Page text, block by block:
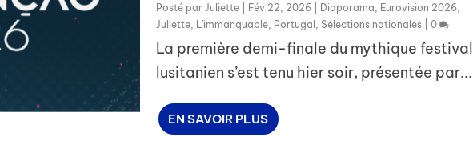
Posté par Juliette| Fév 22, 2026| Diaporama Eurovision 2026,
Juliette, L'immanquable, Portugal Sélections nationales| 0
La première demi-finale du mythique festival
lusitanien s’est tenu hier soir, présentée par...
EN SAVOIR PLUS